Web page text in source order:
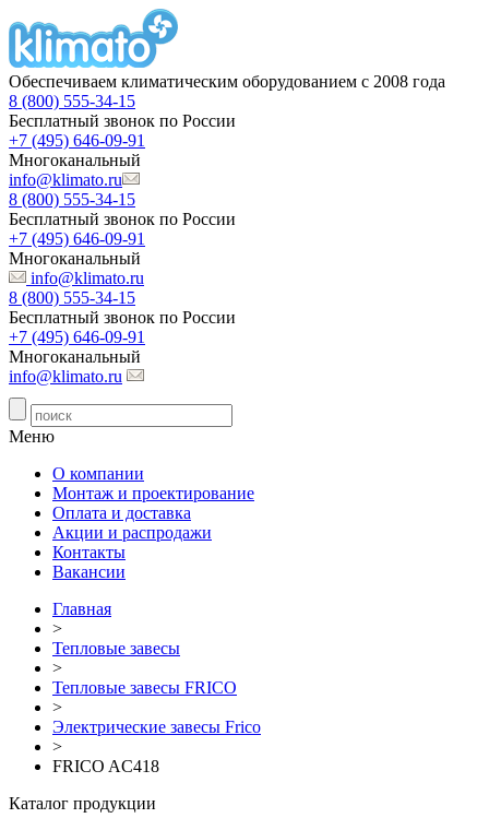
Обеспечиваем климатическим оборудованием с 2008 года
8 (800) 555-34-15
Бесплатный звонок по России
+7 (495) 646-09-91
Многоканальный
info@klimato.ru
8 (800) 555-34-15
Бесплатный звонок по России
+7 (495) 646-09-91
Многоканальный
info@klimato.ru
8 (800) 555-34-15
Бесплатный звонок по России
+7 (495) 646-09-91
Многоканальный
info@klimato.ru
Меню
О компании
Монтаж и проектирование
Оплата и доставка
Акции и распродажи
Контакты
Вакансии
Главная
>
Тепловые завесы
>
Тепловые завесы FRICO
>
Электрические завесы Frico
>
FRICO AC418
Каталог продукции